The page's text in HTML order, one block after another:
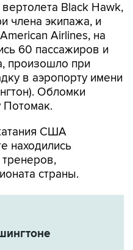
Black Hawk,
члена экипажа, и
Airlines, на
60 пассажиров и
произошло при
в аэропорту имени
Обломки
Потомак.
США
находились
страны.